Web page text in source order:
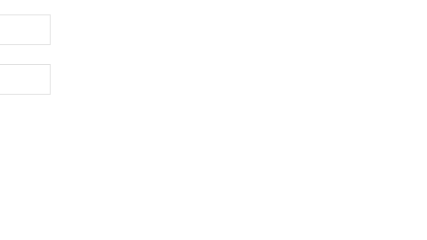
почта:*
Сайт: